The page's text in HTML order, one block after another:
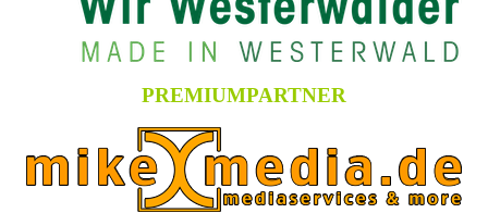
PREMIUMPARTNER